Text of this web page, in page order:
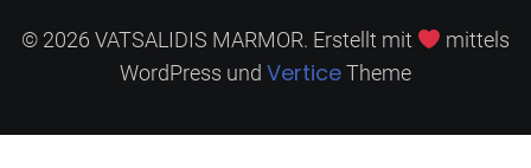
© 2026 VATSALIDIS MARMOR. Erstellt mit
mittels
WordPress und VerticeTheme